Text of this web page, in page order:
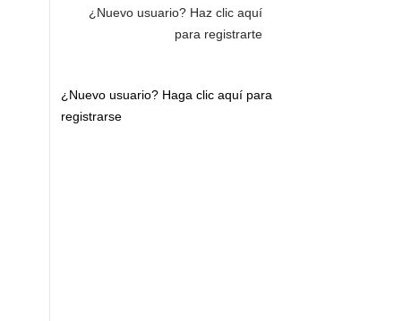
¿Nuevo usuario? Haz clic aquí
para registrarte
¿Nuevo usuario? Haga clic aquí para
registrarse